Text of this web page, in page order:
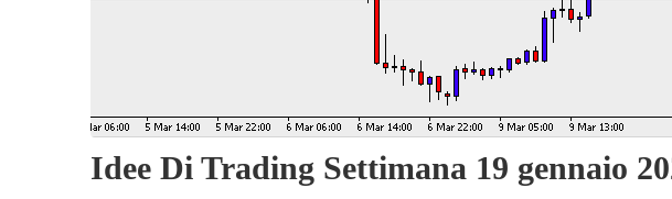
Idee Di Trading Settimana 19 gennaio